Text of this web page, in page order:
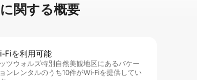
関⁠す⁠る概⁠要
Fiを利⁠用⁠可⁠能
ツウォルズ特別自然美観地区にあるバケー
ンレンタルのうち10件がWi-Fiを提供してい